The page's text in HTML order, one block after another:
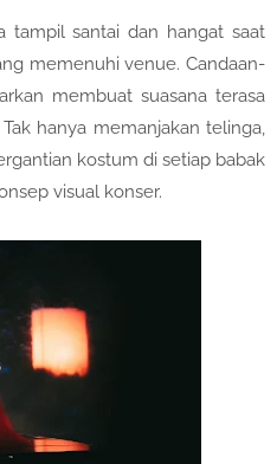
tampil santai dan hangat saat
memenuhi venue. Candaan-
membuat suasana terasa
hanya memanjakan telinga,
kostum di setiap babak
visual konser.